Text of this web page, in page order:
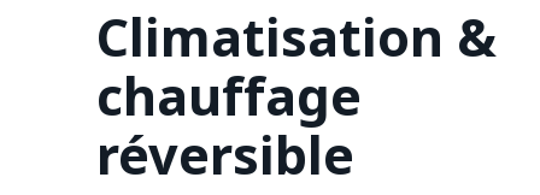
Climatisation &
chauffage
réversible